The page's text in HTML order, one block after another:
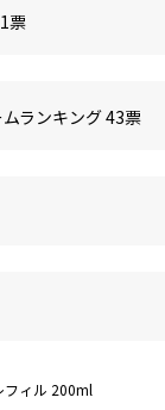
票
ランキング 43票
ィル 200ml